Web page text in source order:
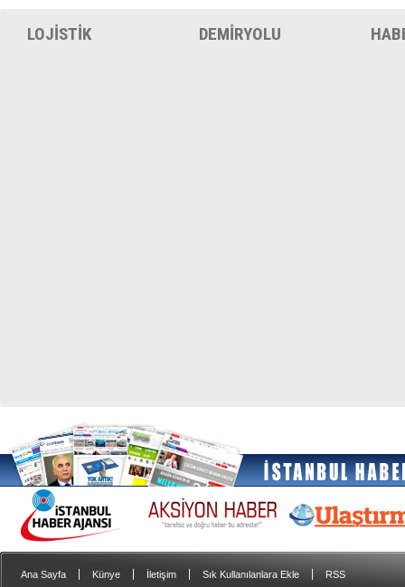
LOJİSTİK DEMİRYOLU
Ana Sayfa Künye İletişim Sık Kullanılanlara Ekle RSS